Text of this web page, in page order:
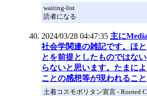
waiting-list
読者になる
2024/03/28 04:47:35 主に
社会学関連の雑記です。ほ
とを前提としたものではな
らないと思います。たまに
ことの感想等が現われるこ
土着コスモポリタン宣言 - Rooted